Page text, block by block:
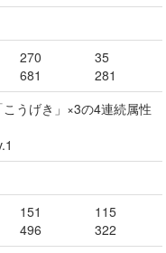
270
681
35
281
うげき」×3の4連続属性
151
496
115
322